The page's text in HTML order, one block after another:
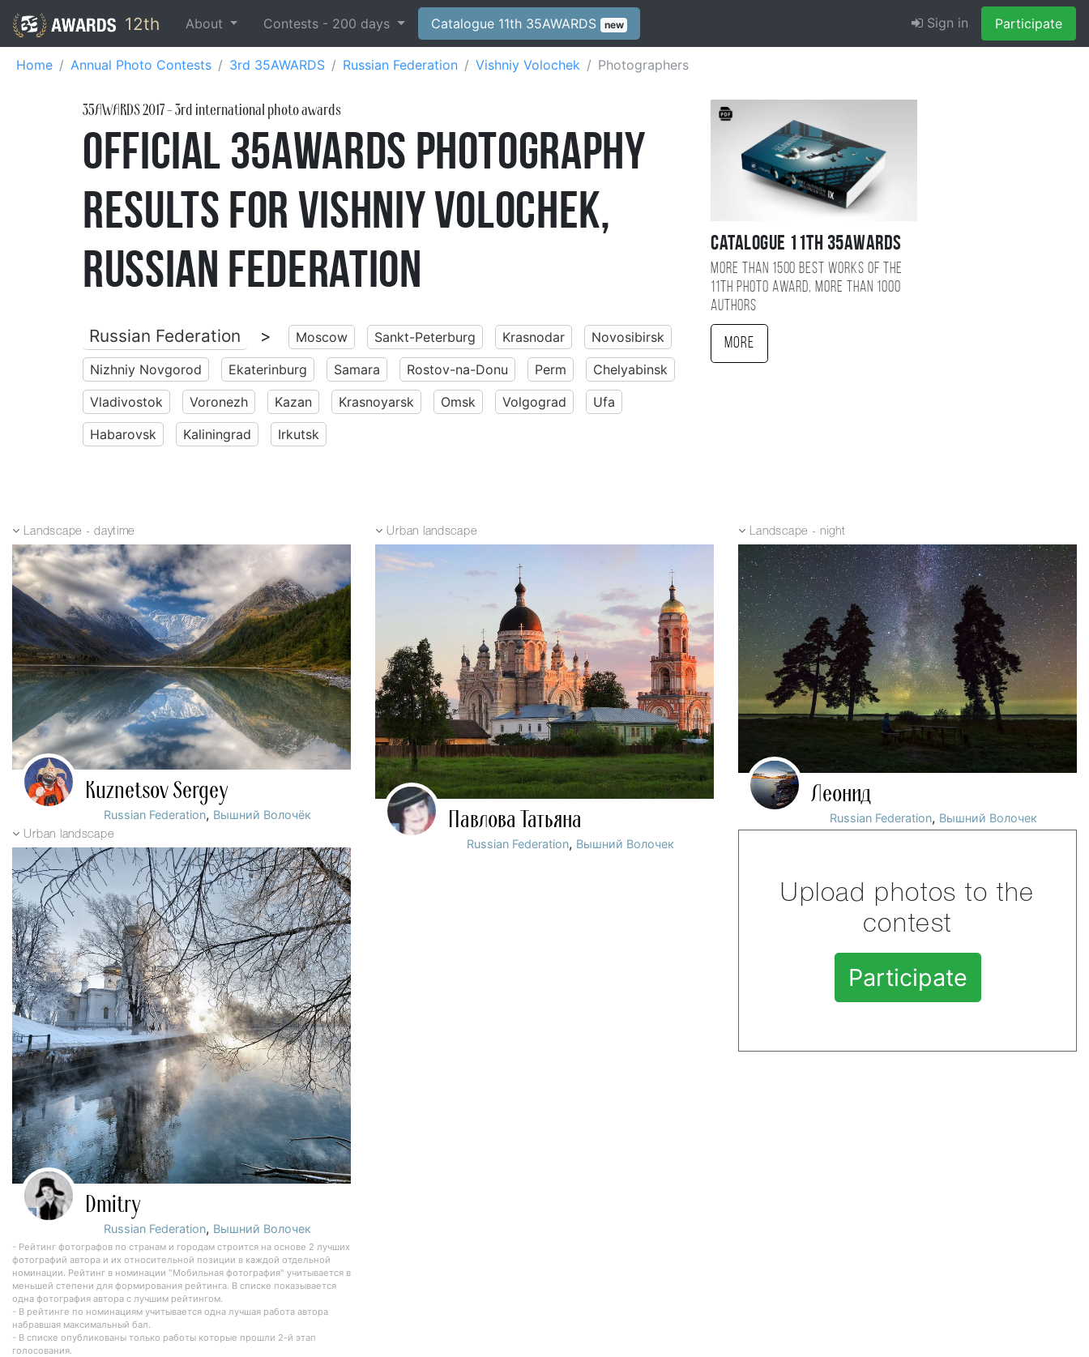
12th About Contests - 200 days Catalogue 11th 35AWARDS new Sign in Participate
Home Annual Photo Contests 3rd 35AWARDS Russian Federation Vishniy Volochek Photographers
35AWARDS2017- 3rd international photo awards
Official 35AWARDS Photography
Results for Vishniy Volochek,
Russian Federation
Russian Federation > Moscow Sankt-Peterburg Krasnodar
Novosibirsk
Nizhniy Novgorod
Ekaterinburg Samara Rostov-na-Donu Perm
Chelyabinsk
Vladivostok
Voronezh Kazan Krasnoyarsk Omsk Volgograd
Ufa
Habarovsk
Kaliningrad Irkutsk
Catalogue 11TH 35AWARDS
More than 1500 best works of the
11TH photo award, more than 1000
authors
More
Landscape - daytime
Kuznetsov Sergey
Russian Federation, Вышний Волочёк
Urban landscape
Dmitry
Russian Federation, Вышний Волочек
- Рейтинг фотографов по странам и городам строится на основе 2 лучших
фотографий автора и их относительной позиции в каждой отдельной
номинации. Рейтинг в номинации "Мобильная фотография" учитывается в
меньшей степени для формирования рейтинга. В списке показывается
одна фотография автора с лучшим рейтингом.
- В рейтинге по номинациям учитывается одна лучшая работа автора
набравшая максимальный бал.
- В списке опубликованы только работы которые прошли 2-й этап
голосования.
Urban landscape
Павлова Татьяна
Russian Federation, Вышний Волочек
Landscape - night
Леонид
Russian Federation, Вышний Волочек
Upload photos to the
contest
Participate